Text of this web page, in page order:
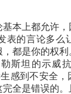
本上都允许
表的言论多么
都是你的权
斯坦的示威
感到不安全
全是错误的